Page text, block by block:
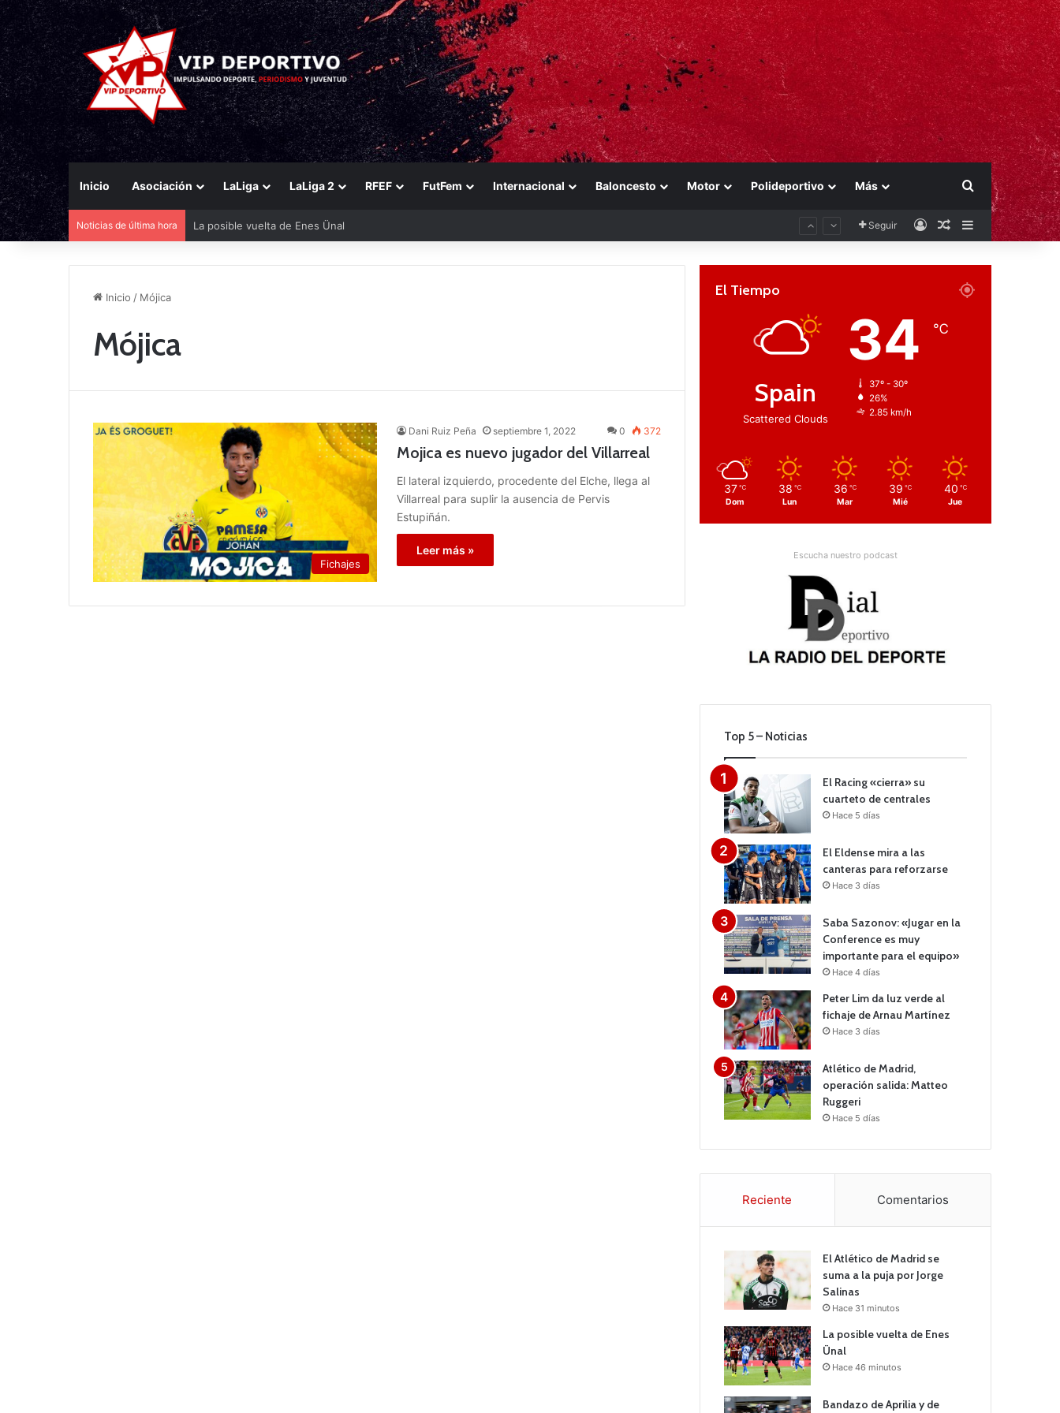
Inicio Asociación LaLiga LaLiga 2 RFEF FutFem Internacional Baloncesto Motor Polideportivo Más Buscar por
Noticias de última hora La posible vuelta de Enes Ünal Seguir AccesoPublicación al
Barra lateral
Inicio / Mójica
Mójica
Fichajes
Dani Ruiz Peña septiembre 1, 2022 0 372
Mojica es nuevo jugador del Villarreal
El lateral izquierdo, procedente del Elche, llega al
Villarreal para suplir la ausencia de Pervis
Estupiñán.
Leer más »
El Tiempo
Spain
Scattered Clouds
34 ℃
37º - 30º
26%
2.85 km/h
37 ℃
Dom
38 ℃
Lun
36 ℃
Mar
39 ℃
Mié
40 ℃
Jue
Escucha nuestro podcast
Top 5 – Noticias
El Racing «cierra» su
cuarteto de centrales
Hace 5 días
El Eldense mira a las
canteras para reforzarse
Hace 3 días
Saba Sazonov: «Jugar en la
Conference es muy
importante para el equipo»
Hace 4 días
Peter Lim da luz verde al
fichaje de Arnau Martínez
Hace 3 días
Atlético de Madrid,
operación salida: Matteo
Ruggeri
Hace 5 días
Reciente Comentarios
El Atlético de Madrid se
suma a la puja por Jorge
Salinas
Hace 31 minutos
La posible vuelta de Enes
Ünal
Hace 46 minutos
Bandazo de Aprilia y de